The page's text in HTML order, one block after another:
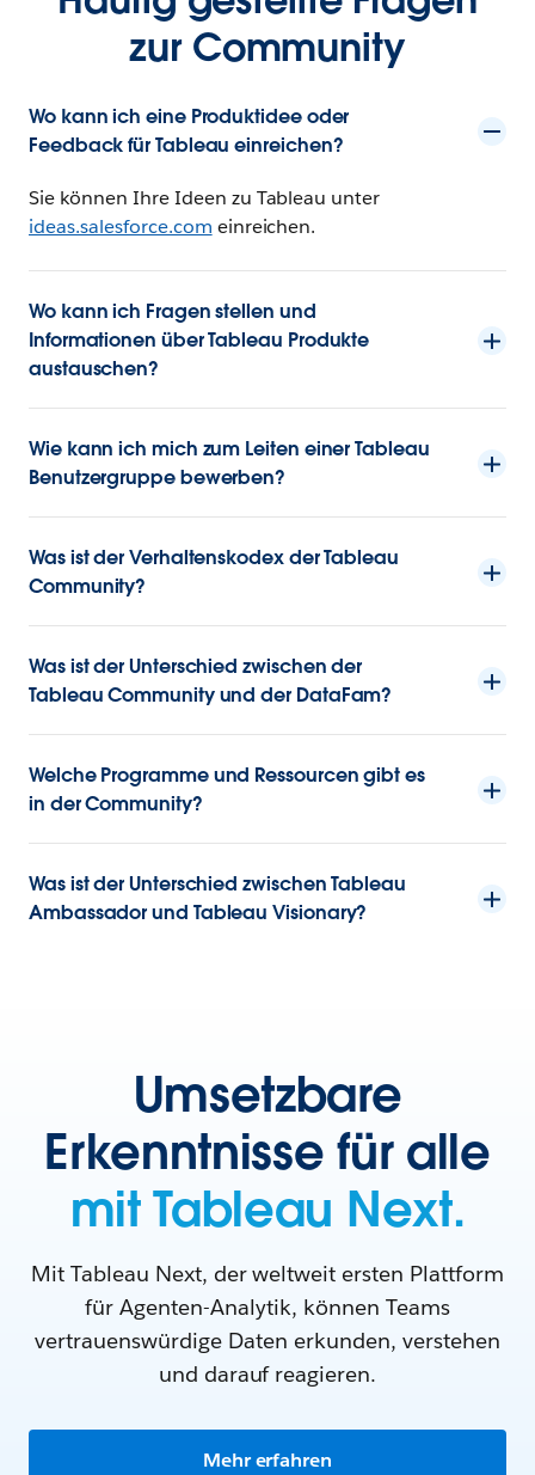
zur Community
Wo kann ich eine Produktidee oder
Feedback für Tableau einreichen?
Sie können Ihre Ideen zu Tableau unter
ideas.salesforce.com einreichen.
Wo kann ich Fragen stellen und
Informationen über Tableau Produkte
austauschen?
Wie kann ich mich zum Leiten einer Tableau
Benutzergruppe bewerben?
Was ist der Verhaltenskodex der Tableau
Community?
Was ist der Unterschied zwischen der
Tableau Community und der DataFam?
Welche Programme und Ressourcen gibt es
in der Community?
Was ist der Unterschied zwischen Tableau
Ambassador und Tableau Visionary?
Umsetzbare
Erkenntnisse für alle
mit Tableau Next.
Mit Tableau Next, der weltweit ersten Plattform
für Agenten-Analytik, können Teams
vertrauenswürdige Daten erkunden, verstehen
und darauf reagieren.
Mehr erfahren